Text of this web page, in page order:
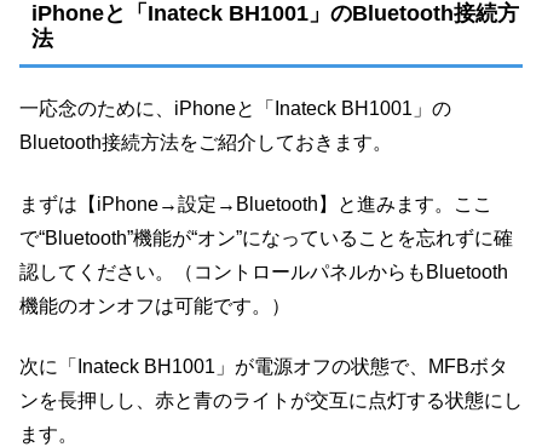
iPhoneと「Inateck BH1001」のBluetooth接続方
法
一応念のために、iPhoneと「Inateck BH1001」の
Bluetooth接続方法をご紹介しておきます。
まずは【iPhone→設定→Bluetooth】と進みます。ここ
で“Bluetooth”機能が“オン”になっていることを忘れずに確
認してください。（コントロールパネルからもBluetooth
機能のオンオフは可能です。）
次に「Inateck BH1001」が電源オフの状態で、MFBボタ
ンを長押しし、赤と青のライトが交互に点灯する状態にし
ます。